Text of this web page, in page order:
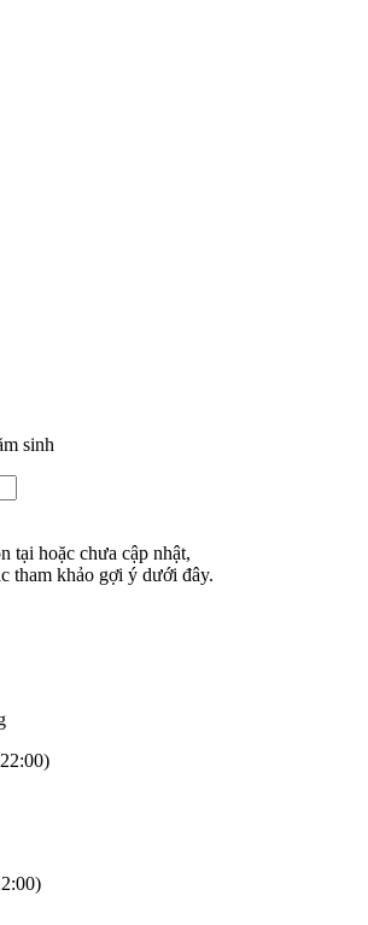
sinh
tại hoặc chưa cập nhật,
tham khảo gợi ý dưới đây.